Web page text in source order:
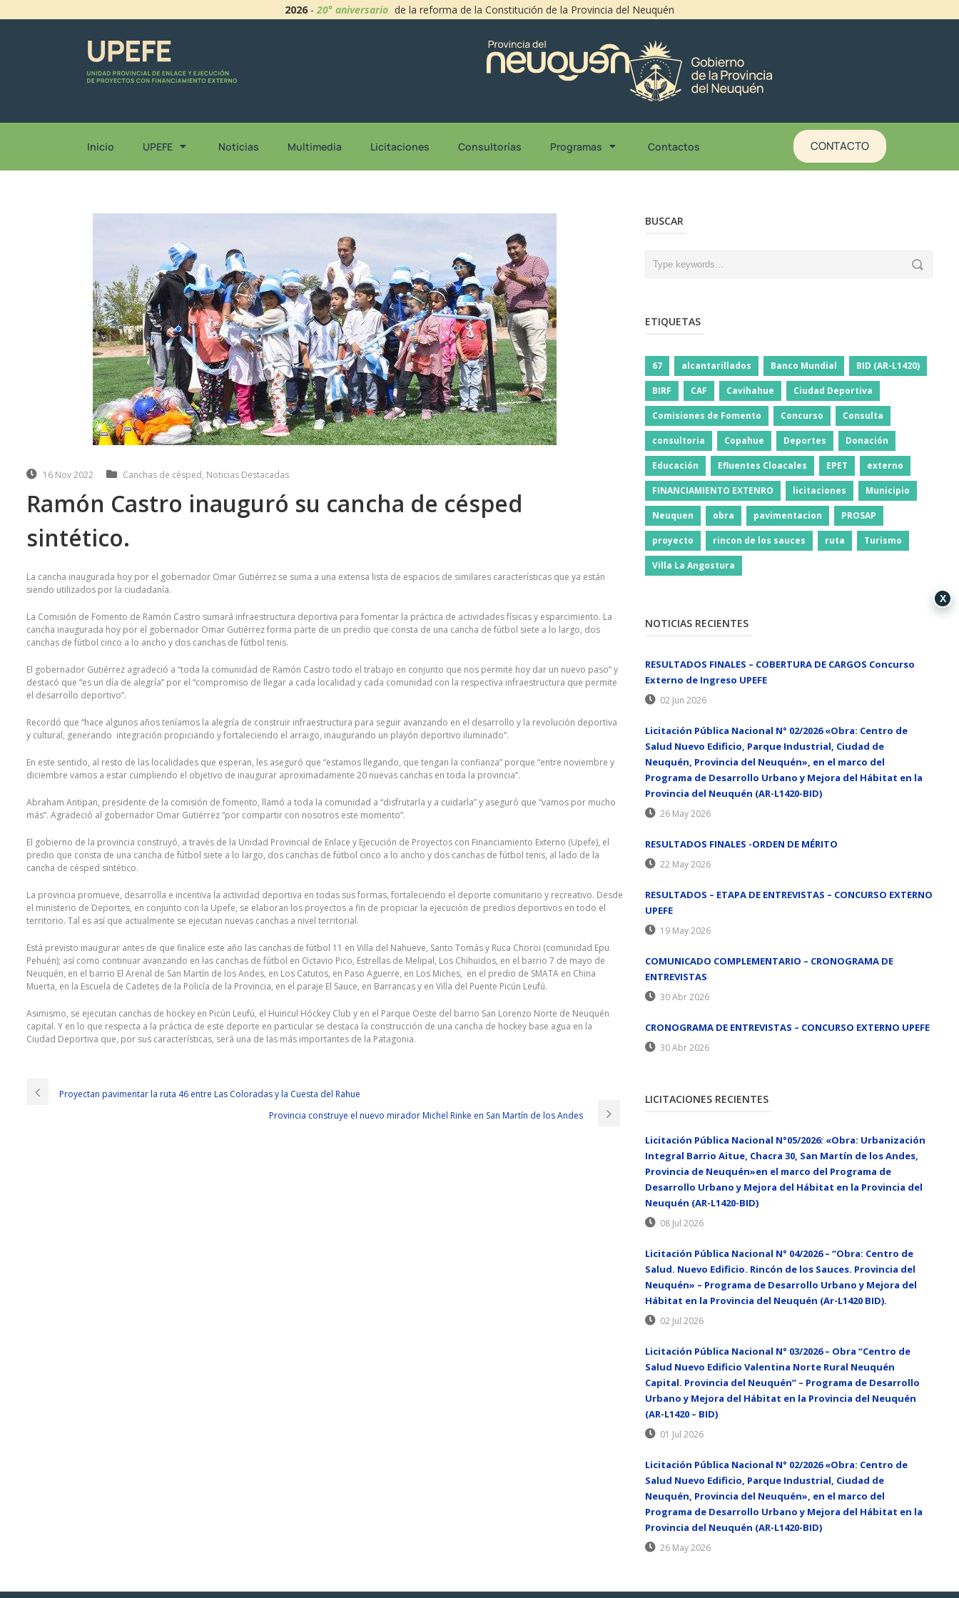
2026 -20° aniversario de la reforma de la Constitución de la Provincia del Neuquén
Inicio UPEFE Noticias Multimedia Licitaciones Consultorías Programas Contactos CONTACTO
16 Nov 2022 Canchas de césped, Noticias Destacadas
Ramón Castro inauguró su cancha de césped
sintético.
La cancha inaugurada hoy por el gobernador Omar Gutiérrez se suma a una extensa lista de espacios de similares características que ya están
siendo utilizados por la ciudadanía.
La Comisión de Fomento de Ramón Castro sumará infraestructura deportiva para fomentar la práctica de actividades físicas y esparcimiento. La
cancha inaugurada hoy por el gobernador Omar Gutiérrez forma parte de un predio que consta de una cancha de fútbol siete a lo largo, dos
canchas de fútbol cinco a lo ancho y dos canchas de fútbol tenis.
El gobernador Gutiérrez agradeció a “toda la comunidad de Ramón Castro todo el trabajo en conjunto que nos permite hoy dar un nuevo paso” y
destacó que “es un día de alegría” por el “compromiso de llegar a cada localidad y cada comunidad con la respectiva infraestructura que permite
el desarrollo deportivo”.
Recordó que “hace algunos años teníamos la alegría de construir infraestructura para seguir avanzando en el desarrollo y la revolución deportiva
y cultural, generando integración propiciando y fortaleciendo el arraigo, inaugurando un playón deportivo iluminado”.
En este sentido, al resto de las localidades que esperan, les aseguró que “estamos llegando, que tengan la confianza” porque “entre noviembre y
diciembre vamos a estar cumpliendo el objetivo de inaugurar aproximadamente 20 nuevas canchas en toda la provincia”.
Abraham Antipan, presidente de la comisión de fomento, llamó a toda la comunidad a “disfrutarla y a cuidarla” y aseguró que “vamos por mucho
más”. Agradeció al gobernador Omar Gutiérrez “por compartir con nosotros este momento”.
El gobierno de la provincia construyó, a través de la Unidad Provincial de Enlace y Ejecución de Proyectos con Financiamiento Externo (Upefe), el
predio que consta de una cancha de fútbol siete a lo largo, dos canchas de fútbol cinco a lo ancho y dos canchas de fútbol tenis, al lado de la
cancha de césped sintético.
La provincia promueve, desarrolla e incentiva la actividad deportiva en todas sus formas, fortaleciendo el deporte comunitario y recreativo. Desde
el ministerio de Deportes, en conjunto con la Upefe, se elaboran los proyectos a fin de propiciar la ejecución de predios deportivos en todo el
territorio. Tal es así que actualmente se ejecutan nuevas canchas a nivel territorial.
Está previsto inaugurar antes de que finalice este año las canchas de fútbol 11 en Villa del Nahueve, Santo Tomás y Ruca Choroi (comunidad Epu
Pehuén); así como continuar avanzando en las canchas de fútbol en Octavio Pico, Estrellas de Melipal, Los Chihuidos, en el barrio 7 de mayo de
Neuquén, en el barrio El Arenal de San Martín de los Andes, en Los Catutos, en Paso Aguerre, en Los Miches, en el predio de SMATA en China
Muerta, en la Escuela de Cadetes de la Policía de la Provincia, en el paraje El Sauce, en Barrancas y en Villa del Puente Picún Leufú.
Asimismo, se ejecutan canchas de hockey en Picún Leufú, el Huincul Hóckey Club y en el Parque Oeste del barrio San Lorenzo Norte de Neuquén
capital. Y en lo que respecta a la práctica de este deporte en particular se destaca la construcción de una cancha de hockey base agua en la
Ciudad Deportiva que, por sus características, será una de las más importantes de la Patagonia.
Proyectan pavimentar la ruta 46 entre Las Coloradas y la Cuesta del Rahue
Provincia construye el nuevo mirador Michel Rinke en San Martín de los Andes
BUSCAR
ETIQUETAS
67 alcantarillados Banco Mundial BID (AR-L1420)
BIRF CAF Cavihahue Ciudad Deportiva
Comisiones de Fomento Concurso Consulta
consultoria Copahue Deportes Donación
Educación Efluentes Cloacales EPET externo
FINANCIAMIENTO EXTENRO licitaciones Municipio
Neuquen obra pavimentacion PROSAP
proyecto rincon de los sauces ruta Turismo
Villa La Angostura
NOTICIAS RECIENTES
RESULTADOS FINALES – COBERTURA DE CARGOS Concurso
Externo de Ingreso UPEFE
02 Jun 2026
Licitación Pública Nacional N° 02/2026 «Obra: Centro de
Salud Nuevo Edificio, Parque Industrial, Ciudad de
Neuquén, Provincia del Neuquén», en el marco del
Programa de Desarrollo Urbano y Mejora del Hábitat en la
Provincia del Neuquén (AR-L1420-BID)
26 May 2026
RESULTADOS FINALES -ORDEN DE MÉRITO
22 May 2026
RESULTADOS – ETAPA DE ENTREVISTAS – CONCURSO EXTERNO
UPEFE
19 May 2026
COMUNICADO COMPLEMENTARIO – CRONOGRAMA DE
ENTREVISTAS
30 Abr 2026
CRONOGRAMA DE ENTREVISTAS – CONCURSO EXTERNO UPEFE
30 Abr 2026
LICITACIONES RECIENTES
Licitación Pública Nacional N°05/2026: «Obra: Urbanización
Integral Barrio Aitue, Chacra 30, San Martín de los Andes,
Provincia de Neuquén»en el marco del Programa de
Desarrollo Urbano y Mejora del Hábitat en la Provincia del
Neuquén (AR-L1420-BID)
08 Jul 2026
Licitación Pública Nacional N° 04/2026 – “Obra: Centro de
Salud. Nuevo Edificio. Rincón de los Sauces. Provincia del
Neuquén» – Programa de Desarrollo Urbano y Mejora del
Hábitat en la Provincia del Neuquén (Ar-L1420 BID).
02 Jul 2026
Licitación Pública Nacional N° 03/2026 – Obra “Centro de
Salud Nuevo Edificio Valentina Norte Rural Neuquén
Capital. Provincia del Neuquén” – Programa de Desarrollo
Urbano y Mejora del Hábitat en la Provincia del Neuquén
(AR-L1420 – BID)
01 Jul 2026
Licitación Pública Nacional N° 02/2026 «Obra: Centro de
Salud Nuevo Edificio, Parque Industrial, Ciudad de
Neuquén, Provincia del Neuquén», en el marco del
Programa de Desarrollo Urbano y Mejora del Hábitat en la
Provincia del Neuquén (AR-L1420-BID)
26 May 2026
X